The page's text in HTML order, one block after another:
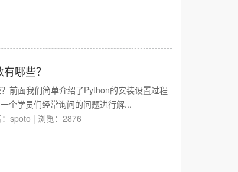
哪些？
前面我们简单介绍了Python的安装设置过程
个学员们经常询问的问题进行解...
spoto | 浏览：2876